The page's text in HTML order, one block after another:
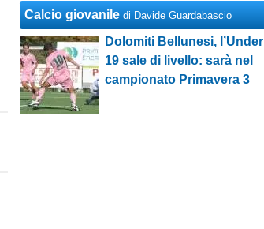
Calcio giovanile di Davide Guardabascio
Dolomiti Bellunesi, l’Under
19 sale di livello: sarà nel
campionato Primavera 3